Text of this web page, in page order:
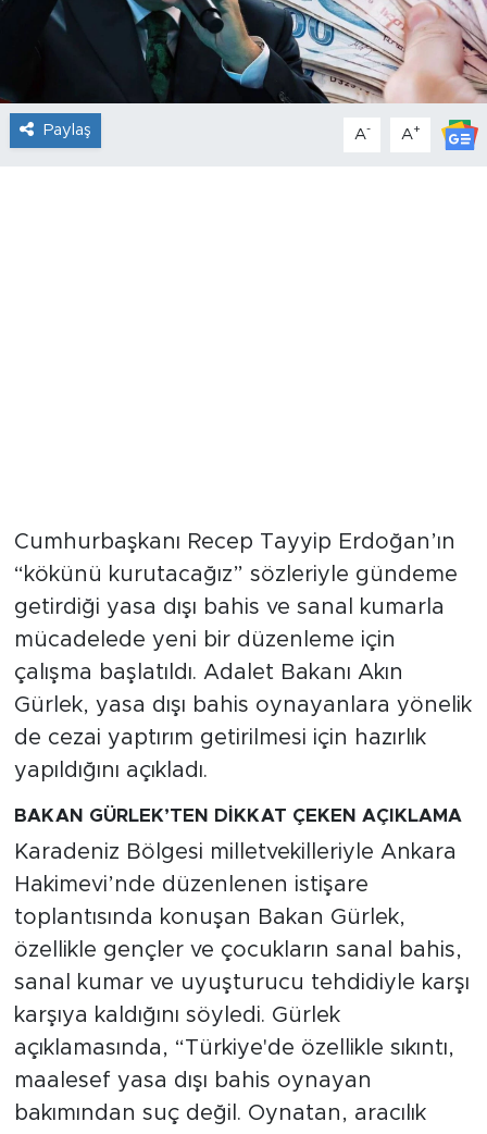
Paylaş A- A+
Cumhurbaşkanı Recep Tayyip Erdoğan’ın
“kökünü kurutacağız” sözleriyle gündeme
getirdiği yasa dışı bahis ve sanal kumarla
mücadelede yeni bir düzenleme için
çalışma başlatıldı. Adalet Bakanı Akın
Gürlek, yasa dışı bahis oynayanlara yönelik
de cezai yaptırım getirilmesi için hazırlık
yapıldığını açıkladı.
BAKAN GÜRLEK’TEN DİKKAT ÇEKEN AÇIKLAMA
Karadeniz Bölgesi milletvekilleriyle Ankara
Hakimevi’nde düzenlenen istişare
toplantısında konuşan Bakan Gürlek,
özellikle gençler ve çocukların sanal bahis,
sanal kumar ve uyuşturucu tehdidiyle karşı
karşıya kaldığını söyledi. Gürlek
açıklamasında, “Türkiye'de özellikle sıkıntı,
maalesef yasa dışı bahis oynayan
bakımından suç değil. Oynatan, aracılık